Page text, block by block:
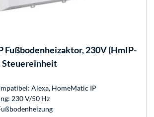
Fußbodenheizaktor, 230V (HmIP-
Steuereinheit
Alexa, HomeMatic IP
230 V/50 Hz